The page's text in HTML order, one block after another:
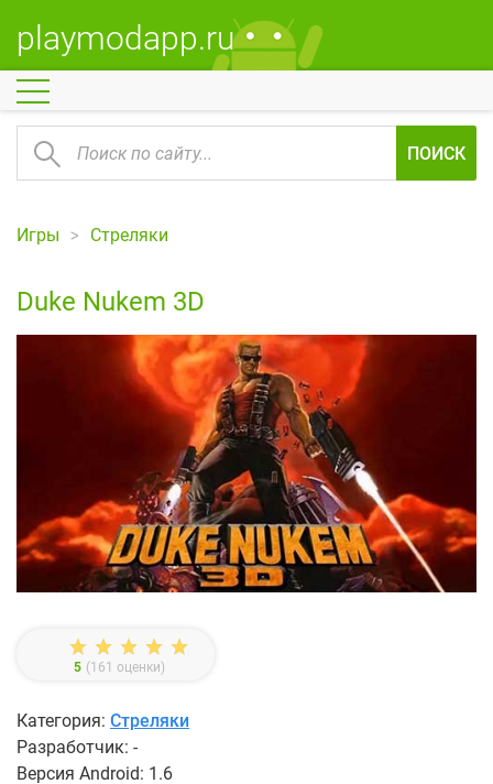
playmodapp.ru
ПОИСК
Игры Стреляки
Duke Nukem 3D
5 (161 оценки)
Категория: Стреляки
Разработчик: -
Версия Android: 1.6